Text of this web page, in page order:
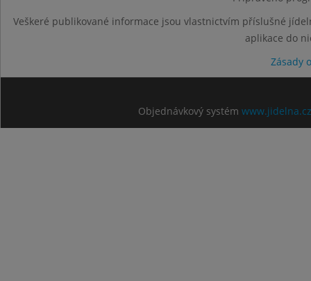
Veškeré publikované informace jsou vlastnictvím příslušné
aplikace do
Zásady
Objednávkový systém www.jidelna.cz